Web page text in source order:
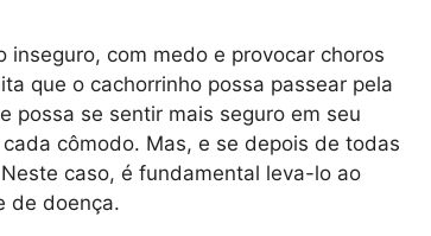
com medo e provocar choros
que o cachorrinho possa passear pela
possa se sentir mais seguro em seu
cômodo. Mas, e se depois de todas
caso, é fundamental leva-lo ao
de doença.